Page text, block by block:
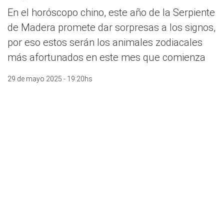
En el horóscopo chino, este año de la Serpiente
de Madera promete dar sorpresas a los signos,
por eso estos serán los animales zodiacales
más afortunados en este mes que comienza
29 de mayo 2025 - 19:20hs